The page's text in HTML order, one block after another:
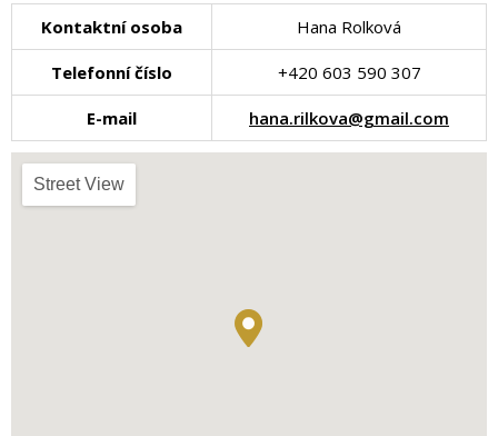
Kontaktní osoba Hana Rolková
Telefonní číslo +420 603 590 307
E-mail hana.rilkova@gmail.com
Street View